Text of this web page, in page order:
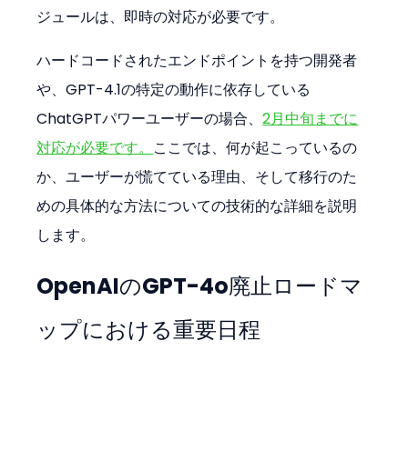
ジュールは、即時の対応が必要です。
ハードコードされたエンドポイントを持つ開発者
や、GPT-4.1の特定の動作に依存している
ChatGPTパワーユーザーの場合、2月中旬までに
対応が必要です。 ここでは、何が起こっているの
か、ユーザーが慌てている理由、そして移行のた
めの具体的な方法についての技術的な詳細を説明
します。
OpenAIのGPT-4o廃止ロードマ
ップにおける重要日程